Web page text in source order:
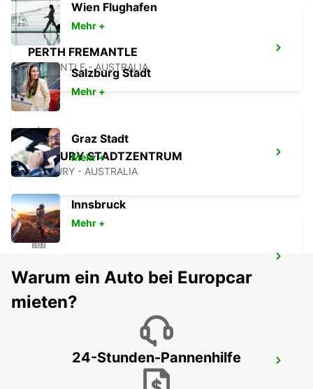
PERTH FREMANTLE
FREMANTLE - AUSTRALIA
BUNBURY STADTZENTRUM
BUNBURY - AUSTRALIA
BUSSELTON - AUSTRALIA
BUSSELTON FLUGHAFEN
Wien Flughafen
Mehr +
Salzburg Stadt
Mehr +
Graz Stadt
Mehr +
Innsbruck
Mehr +
Warum ein Auto bei Europcar
mieten?
24-Stunden-Pannenhilfe